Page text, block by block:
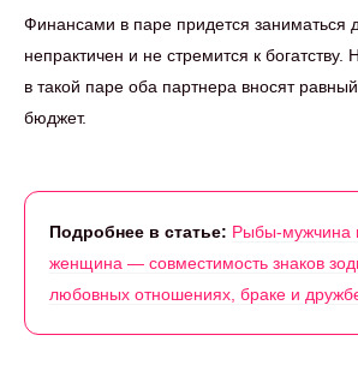
Финансами в паре придется заниматься
непрактичен и не стремится к богатству.
в такой паре оба партнера вносят
бюджет.
Подробнее в статье: Рыбы-мужчина
женщина — совместимость знаков
любовных отношениях, браке и